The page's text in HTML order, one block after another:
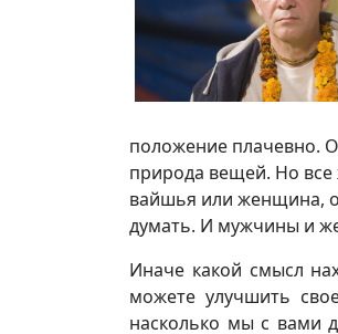
положение плачевно.
природа вещей. Но все
вайшья или женщина,
думать. И мужчины и
Иначе какой смысл
можете улучшить
насколько мы с вами